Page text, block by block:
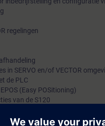
regelingen
in SERVO en/of VECTOR
de PLC
(Easy POSitioning)
van de S120
en Command Data Sets (CDS)
server